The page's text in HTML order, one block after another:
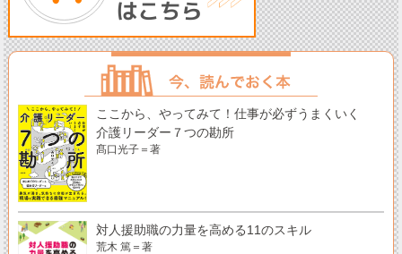
ここから、やってみて！仕事が必ずうまくいく
介護リーダー７つの勘所
髙口光子＝著
対人援助職の力量を高める11のスキル
荒木 篤＝著